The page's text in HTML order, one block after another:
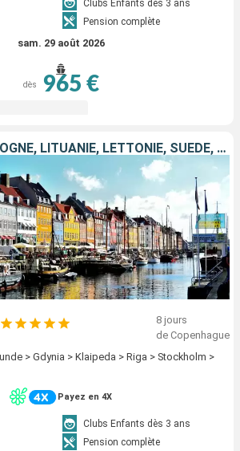
Clubs Enfants dès 3 ans
Pension complète
sam. 29 août 2026
dès 965 €
ALLEMAGNE, POLOGNE, LITUANIE, LETTONIE, SUÈDE, DANEMARK
8 jours
de Copenhague
> Gdynia > Klaipeda > Riga > Stockholm >
Payez en 4X
Clubs Enfants dès 3 ans
Pension complète